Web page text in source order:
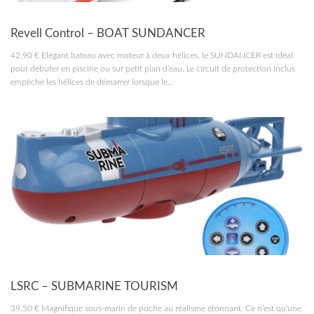
Revell Control – BOAT SUNDANCER
42,90 € Elégant bateau avec moteur à deux hélices, le SUNDANCER est idéal
pour débuter en piscine ou sur petit plan d’eau. Le circuit de protection inclus
empêche les hélices de démarrer lorsque le...
LSRC – SUBMARINE TOURISM
39,50 € Magnifique sous-marin de poche au réalisme étonnant. Ce n’est qu’une